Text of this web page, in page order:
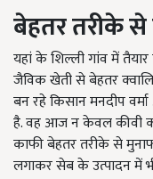
बेहतर तरीके से
यहां के शिल्ली गांव में
जैविक खेती से बेहतर
बन रहे किसान मनदीप
है. वह आज न केवल कीवी
काफी बेहतर तरीके से
लगाकर सेब के उत्पादन में